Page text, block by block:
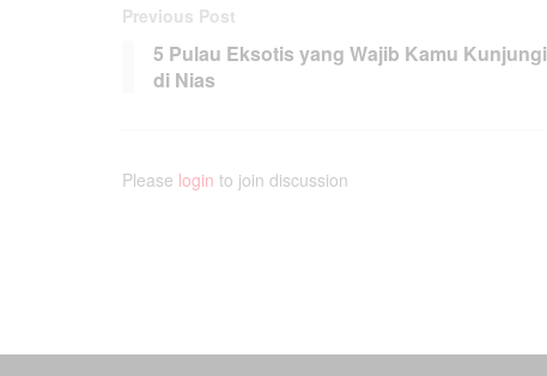
Previous Post
5 Pulau Eksotis yang Wajib Kamu Kunjungi
di Nias
Please login to join discussion